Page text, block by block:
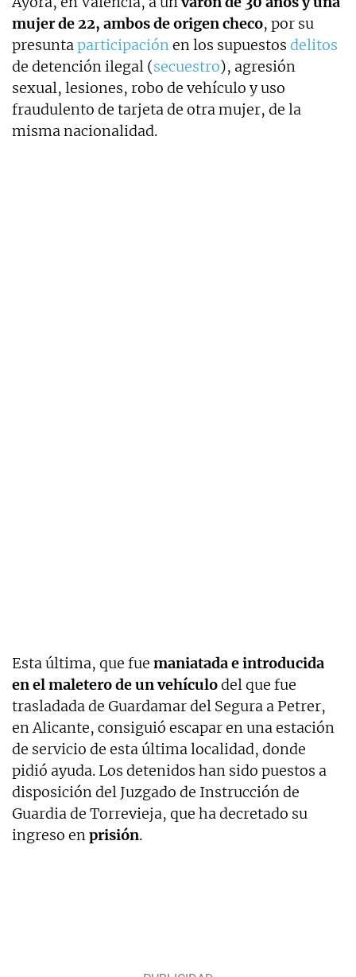
mujer de 22, ambos de origen checo, por su
presuntaparticipaciónen los supuestos delitos
de detención ilegal (secuestro), agresión
sexual, lesiones, robo de vehículo y uso
fraudulento de tarjeta de otra mujer, de la
misma nacionalidad.
Esta última, que fue maniatada e introducida
en el maletero de un vehículodel que fue
trasladada de Guardamar del Segura a Petrer,
en Alicante, consiguió escapar en una estación
de servicio de esta última localidad, donde
pidió ayuda. Los detenidos han sido puestos a
disposición del Juzgado de Instrucción de
Guardia de Torrevieja, que ha decretado su
ingreso enprisión.